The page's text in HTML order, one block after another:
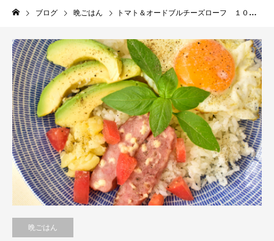
ブログ 晩ごはん トマト＆オードブルチーズローフ １０月７日 月曜日
晩ごはん